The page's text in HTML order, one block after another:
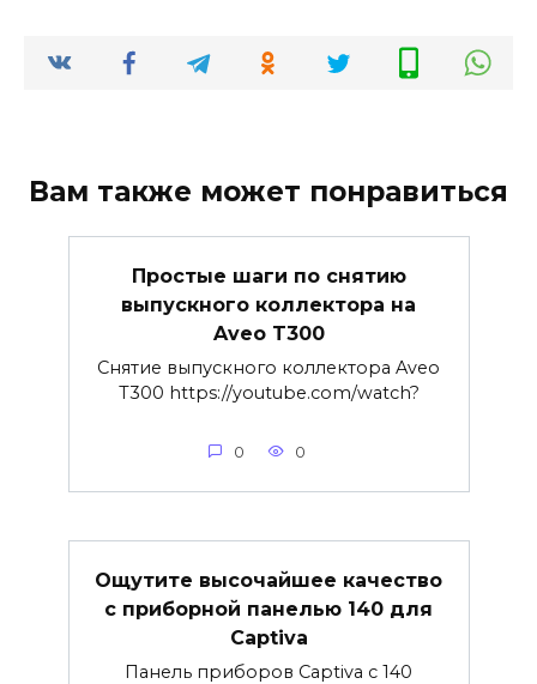
Вам также может понравиться
Простые шаги по снятию
выпускного коллектора на
Aveo T300
Снятие выпускного коллектора Aveo
T300 https://youtube.com/watch?
0 0
Ощутите высочайшее качество
с приборной панелью 140 для
Captiva
Панель приборов Captiva с 140